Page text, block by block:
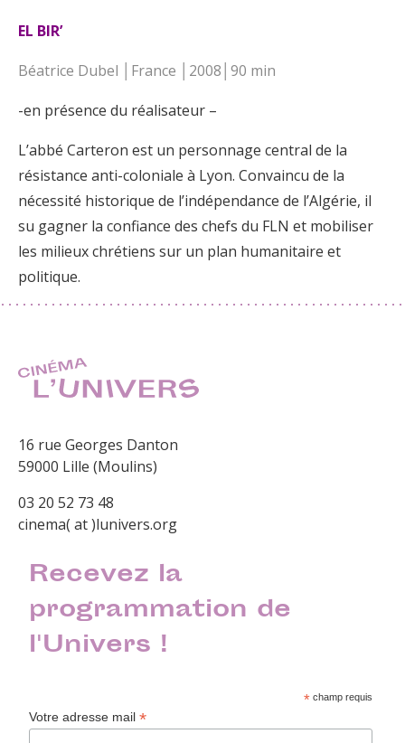
EL BIR’
Béatrice Dubel │France │2008│90 min
-en présence du réalisateur –
L’abbé Carteron est un personnage central de la
résistance anti-coloniale à Lyon. Convaincu de la
nécessité historique de l’indépendance de l’Algérie, il
su gagner la confiance des chefs du FLN et mobiliser
les milieux chrétiens sur un plan humanitaire et
politique.
16 rue Georges Danton
59000 Lille (Moulins)
03 20 52 73 48
cinema( at )lunivers.org
Recevez la
programmation de
l'Univers !
* champ requis
Votre adresse mail*